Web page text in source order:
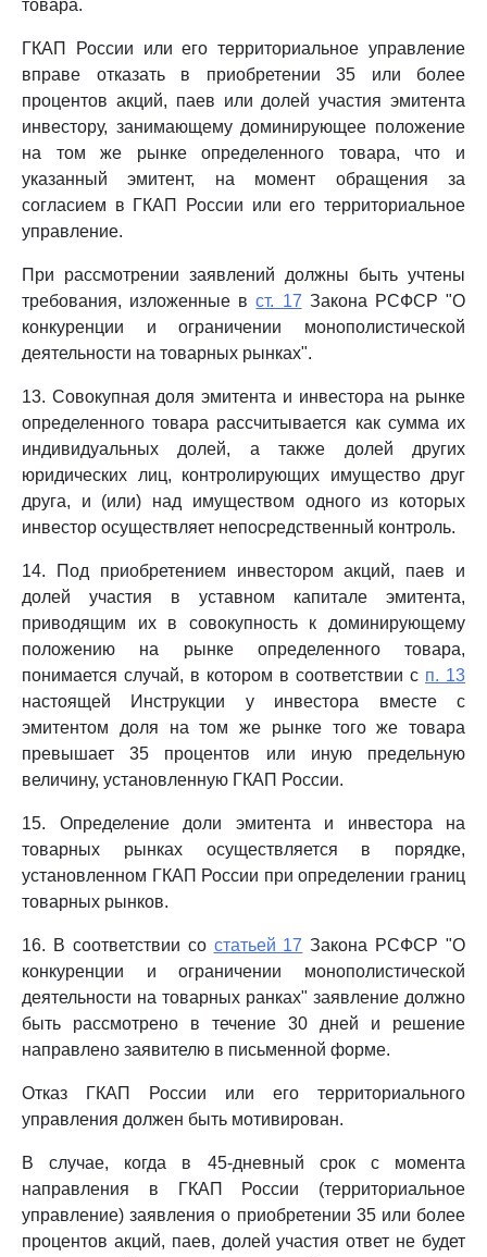
товара.
ГКАП России или его территориальное управление
вправе отказать в приобретении 35 или более
процентов акций, паев или долей участия эмитента
инвестору, занимающему доминирующее положение
на том же рынке определенного товара, что и
указанный эмитент, на момент обращения за
согласием в ГКАП России или его территориальное
управление.
При рассмотрении заявлений должны быть учтены
требования, изложенные вст. 17 Закона РСФСР "О
конкуренции и ограничении монополистической
деятельности на товарных рынках".
13. Совокупная доля эмитента и инвестора на рынке
определенного товара рассчитывается как сумма их
индивидуальных долей, а также долей других
юридических лиц, контролирующих имущество друг
друга, и (или) над имуществом одного из которых
инвестор осуществляет непосредственный контроль.
14. Под приобретением инвестором акций, паев и
долей участия в уставном капитале эмитента,
приводящим их в совокупность к доминирующему
положению на рынке определенного товара,
понимается случай, в котором в соответствии с п. 13
настоящей Инструкции у инвестора вместе с
эмитентом доля на том же рынке того же товара
превышает 35 процентов или иную предельную
величину, установленную ГКАП России.
15. Определение доли эмитента и инвестора на
товарных рынках осуществляется в порядке,
установленном ГКАП России при определении границ
товарных рынков.
16. В соответствии со статьей 17 Закона РСФСР "О
конкуренции и ограничении монополистической
деятельности на товарных ранках" заявление должно
быть рассмотрено в течение 30 дней и решение
направлено заявителю в письменной форме.
Отказ ГКАП России или его территориального
управления должен быть мотивирован.
В случае, когда в 45-дневный срок с момента
направления в ГКАП России (территориальное
управление) заявления о приобретении 35 или более
процентов акций, паев, долей участия ответ не будет